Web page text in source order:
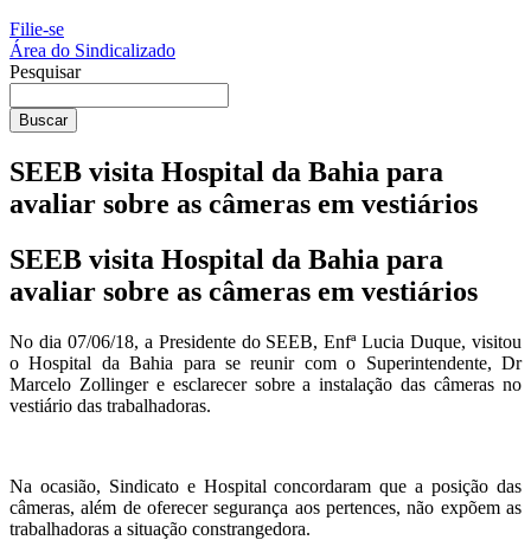
Filie-se
Área do Sindicalizado
Pesquisar
Buscar
SEEB visita Hospital da Bahia para
avaliar sobre as câmeras em vestiários
SEEB visita Hospital da Bahia para
avaliar sobre as câmeras em vestiários
No dia 07/06/18, a Presidente do SEEB, Enfª Lucia Duque, visitou
o Hospital da Bahia para se reunir com o Superintendente, Dr
Marcelo Zollinger e esclarecer sobre a instalação das câmeras no
vestiário das trabalhadoras.
Na ocasião, Sindicato e Hospital concordaram que a posição das
câmeras, além de oferecer segurança aos pertences, não expõem as
trabalhadoras a situação constrangedora.